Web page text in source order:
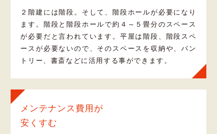
２階建には階段。そして、階段ホールが必要になり
ます。階段と階段ホールで約４～５畳分のスペース
が必要だと言われています。平屋は階段、階段スペ
ースが必要ないので、そのスペースを収納や、パン
トリー、書斎などに活用する事ができます。
メンテナンス費用が
安くすむ